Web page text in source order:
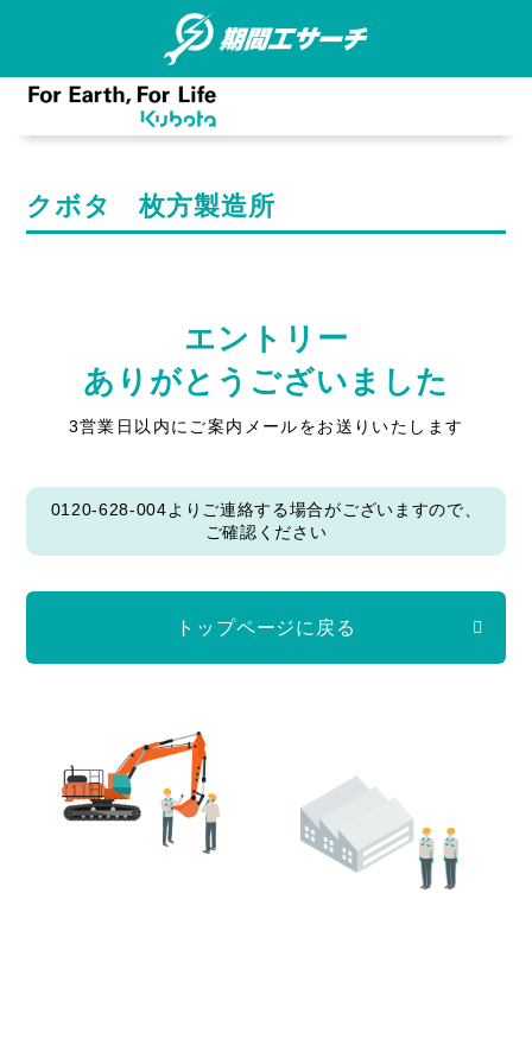
クボタ 枚方製造所
エントリー
ありがとうございました
3営業日以内にご案内メールをお送りいたします
0120-628-004よりご連絡する場合がございますので、
ご確認ください
トップページに戻る